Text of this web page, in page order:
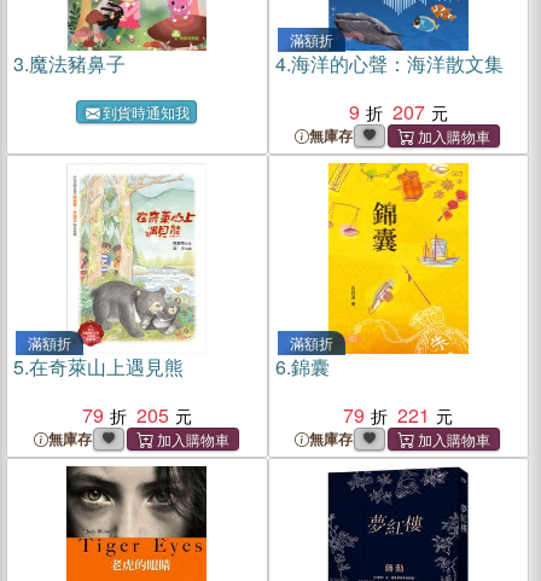
3.魔法豬鼻子
到貨時通知我
滿額折
4.海洋的心聲：海洋散文集
9
207
無庫存
滿額折
5.在奇萊山上遇見熊
79
205
無庫存
滿額折
6.錦囊
79
221
無庫存